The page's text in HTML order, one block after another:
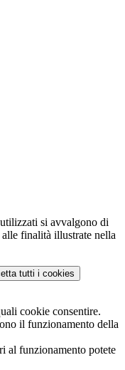
si avvalgono di
finalità illustrate nella
tutti i cookies
cookie consentire.
il funzionamento della
al funzionamento potete